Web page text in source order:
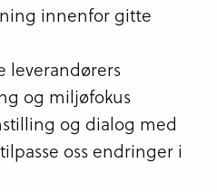
innenfor gitte
leverandørers
og miljøfokus
og dialog med
oss endringer i